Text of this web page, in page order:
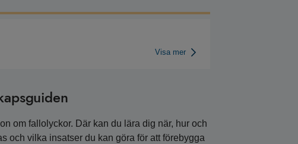
Visa mer
om fallolyckor. Där kan du lära dig när, hur och
och vilka insatser du kan göra för att förebygga